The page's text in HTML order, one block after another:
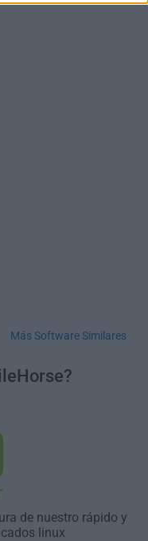
Más Software Similares
de nuestro rápido y
linux